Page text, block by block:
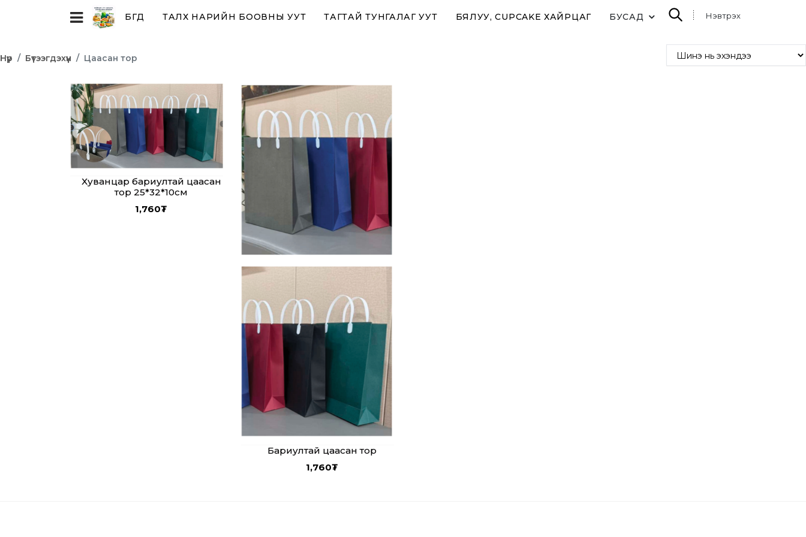
БҮГД ТАЛХ НАРИЙН БООВНЫ УУТ ТАГТАЙ ТУНГАЛАГ УУТ БЯЛУУ, CUPCAKE ХАЙРЦАГ БУСАД Нэвтрэх
Нүүр Бүтээгдэхүүн Цаасан тор
Хуванцар бариултай цаасан
тор 25*32*10см
1,760₮
Бариултай цаасан тор
1,760₮